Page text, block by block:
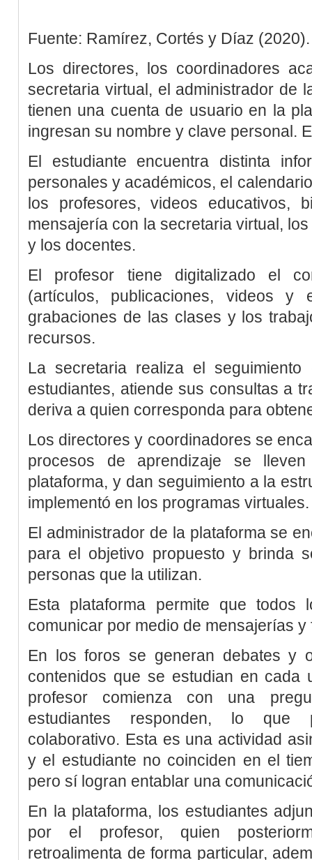
Fuente: Ramírez, Cortés y Díaz (2020).
Los directores, los coordinadores
secretaria virtual, el administrador de
tienen una cuenta de usuario en la
ingresan su nombre y clave personal.
El estudiante encuentra distinta
personales y académicos, el
los profesores, videos educativos,
mensajería con la secretaria virtual,
y los docentes.
El profesor tiene digitalizado el
(artículos, publicaciones, videos y
grabaciones de las clases y los
recursos.
La secretaria realiza el
estudiantes, atiende sus consultas a
deriva a quien corresponda para
Los directores y coordinadores se
procesos de aprendizaje se
plataforma, y dan seguimiento a la
implementó en los programas virtuales.
El administrador de la plataforma se
para el objetivo propuesto y brinda
personas que la utilizan.
Esta plataforma permite que todos
comunicar por medio de mensajerías y
En los foros se generan debates y
contenidos que se estudian en cada
profesor comienza con una
estudiantes responden, lo que
colaborativo. Esta es una actividad
y el estudiante no coinciden en el
pero sí logran entablar una
En la plataforma, los estudiantes
por el profesor, quien
retroalimenta de forma particular,